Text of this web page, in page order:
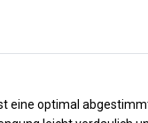
eine optimal